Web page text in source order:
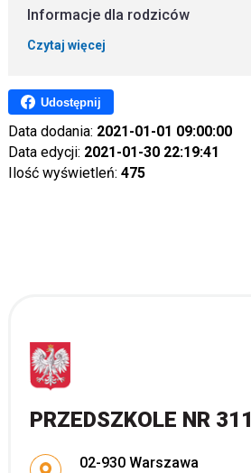
Informacje dla rodziców
Czytaj więcej
Udostępnij
Data dodania: 2021-01-01 09:00:00
Data edycji: 2021-01-30 22:19:41
Ilość wyświetleń: 475
PRZEDSZKOLE NR 311
Adres pocztowy:
02-930 Warszawa